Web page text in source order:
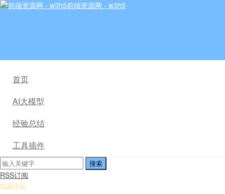
前端资源网 - w3h5
首页
AI大模型
经验总结
工具插件
RSS订阅
收藏本站